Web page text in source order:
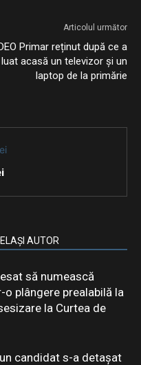
Articolul următor
Primar reținut după ce a
luat acasă un televizor și un
laptop de la primărie
AUTOR
să numească
o plângere prealabilă la
la Curtea de
candidat s-a detașat